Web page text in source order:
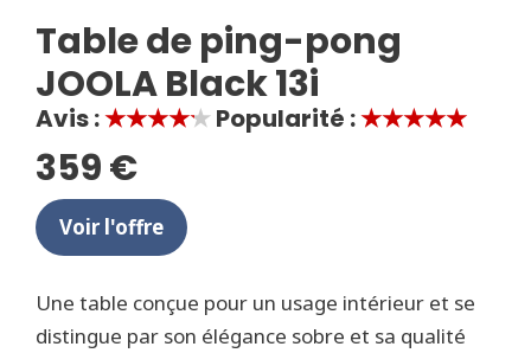
Table de ping-pong
JOOLA Black 13i
Avis :★★★★★Popularité :★★★★★
359 €
Voir l'offre
Une table conçue pour un usage intérieur et se
distingue par son élégance sobre et sa qualité